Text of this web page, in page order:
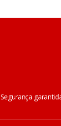
Segurança